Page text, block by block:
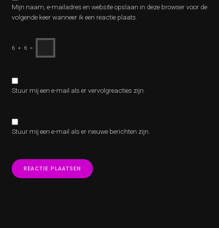
Mijn naam, e-mailadres en website opslaan in deze browser voor de
volgende keer wanneer ik een reactie plaats.
6 + 6 =
Stuur mij een e-mail als er vervolgreacties zijn.
Stuur mij een e-mail als er nieuwe berichten zijn.